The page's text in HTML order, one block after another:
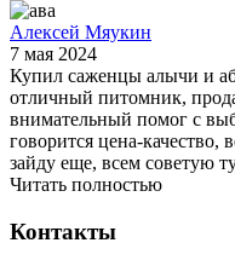
Алексей Мяукин
7 мая 2024
Купил саженцы алычи и
отличный питомник,
внимательный помог с
говорится цена-качество,
зайду еще, всем советую
Читать полностью
Контакты